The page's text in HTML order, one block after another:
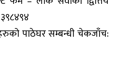
पाठेघर सम्बन्धी चेकजाँच: